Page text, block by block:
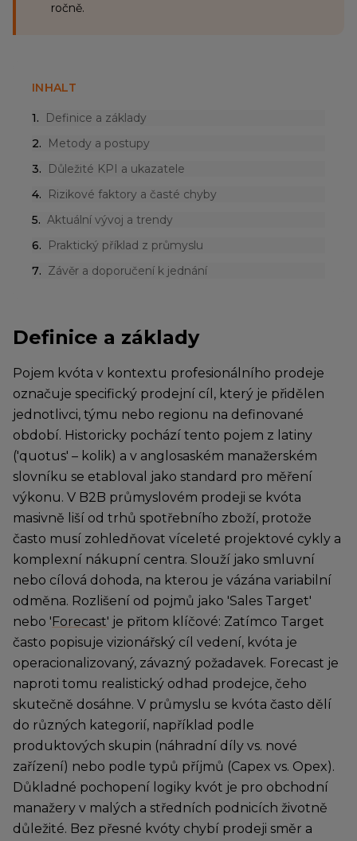
ročně.
INHALT
1.
Definice a základy
2.
Metody a postupy
3.
Důležité KPI a ukazatele
4.
Rizikové faktory a časté chyby
5. Aktuální vývoj a trendy
6.
Praktický příklad z průmyslu
7. Závěr a doporučení k jednání
Definice a základy
Pojem kvóta v kontextu profesionálního prodeje
označuje specifický prodejní cíl, který je přidělen
jednotlivci, týmu nebo regionu na definované
období. Historicky pochází tento pojem z latiny
('quotus' – kolik) a v anglosaském manažerském
slovníku se etabloval jako standard pro měření
výkonu. V B2B průmyslovém prodeji se kvóta
masivně liší od trhů spotřebního zboží, protože
často musí zohledňovat víceleté projektové cykly a
komplexní nákupní centra. Slouží jako smluvní
nebo cílová dohoda, na kterou je vázána variabilní
odměna. Rozlišení od pojmů jako 'Sales Target'
nebo 'Forecast' je přitom klíčové: Zatímco Target
často popisuje vizionářský cíl vedení, kvóta je
operacionalizovaný, závazný požadavek. Forecast je
naproti tomu realistický odhad prodejce, čeho
skutečně dosáhne. V průmyslu se kvóta často dělí
do různých kategorií, například podle
produktových skupin (náhradní díly vs. nové
zařízení) nebo podle typů příjmů (Capex vs. Opex).
Důkladné pochopení logiky kvót je pro obchodní
manažery v malých a středních podnicích životně
důležité. Bez přesné kvóty chybí prodeji směr a